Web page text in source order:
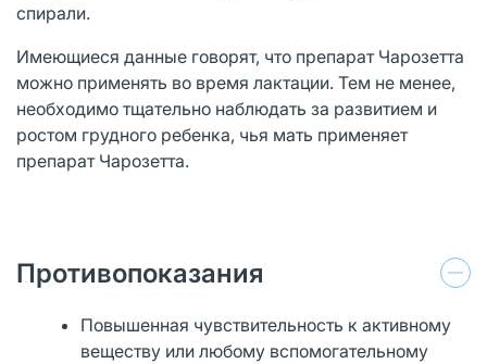
спирали.
Имеющиеся данные говорят, что препарат Чарозетта
можно применять во время лактации. Тем не менее,
необходимо тщательно наблюдать за развитием и
ростом грудного ребенка, чья мать применяет
препарат Чарозетта.
Противопоказания
Повышенная чувствительность к активному
веществу или любому вспомогательному